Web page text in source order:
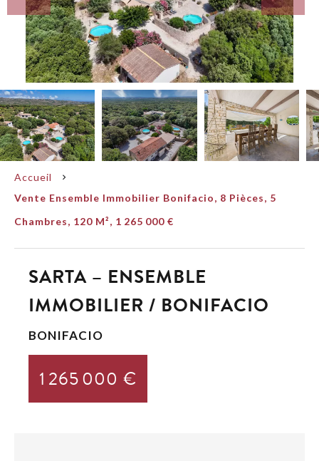
Accueil
Vente Ensemble Immobilier Bonifacio, 8 Pièces, 5
Chambres, 120 M², 1 265 000 €
SARTA – ENSEMBLE
IMMOBILIER / BONIFACIO
BONIFACIO
1 265 000 €